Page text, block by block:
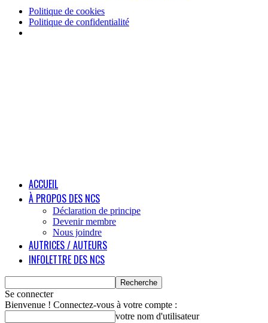
Politique de cookies
Politique de confidentialité
ACCUEIL
À PROPOS DES NCS
Déclaration de principe
Devenir membre
Nous joindre
AUTRICES / AUTEURS
INFOLETTRE DES NCS
Se connecter
Bienvenue ! Connectez-vous à votre compte :
votre nom d'utilisateur